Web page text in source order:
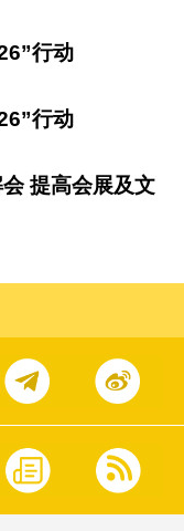
行动
行动
提高会展及文